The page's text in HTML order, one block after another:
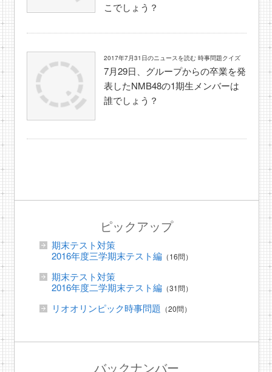
こでしょう？
2017年7月31日のニュースを読む 時事問題クイズ
7月29日、グループからの卒業を発
表したNMB48の1期生メンバーは
誰でしょう？
ピックアップ
期末テスト対策
2016年度三学期末テスト編（16問）
期末テスト対策
2016年度二学期末テスト編（31問）
リオオリンピック時事問題 （20問）
バックナンバー